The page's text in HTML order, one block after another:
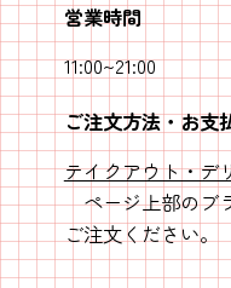
営業時間
11:00~21:00
ご注文方法・お支
テイクアウト・デ
ページ上部のブ
ご注文ください。